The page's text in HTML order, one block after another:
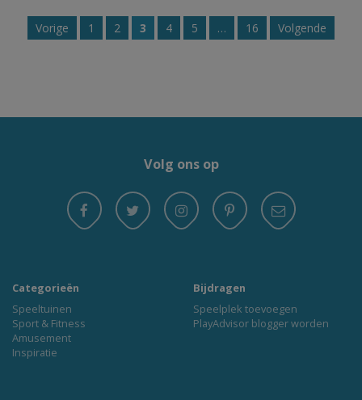
Vorige 1 2 3 4 5 … 16 Volgende
Volg ons op
Categorieën
Speeltuinen
Sport & Fitness
Amusement
Inspiratie
Bijdragen
Speelplek toevoegen
PlayAdvisor blogger worden